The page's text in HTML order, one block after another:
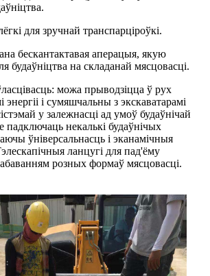
для зручнай транспарціроўкі.
бескантактавая аперацыя, якую
будаўніцтва на складанай мясцовасці.
можа прыводзіцца ў рух
і сумяшчальны з экскаватарамі
у залежнасці ад умоў будаўнічай
падключаць некалькі будаўнічых
ўніверсальнасць і эканамічныя
ланцугі для пад'ёму
розных формаў мясцовасці.